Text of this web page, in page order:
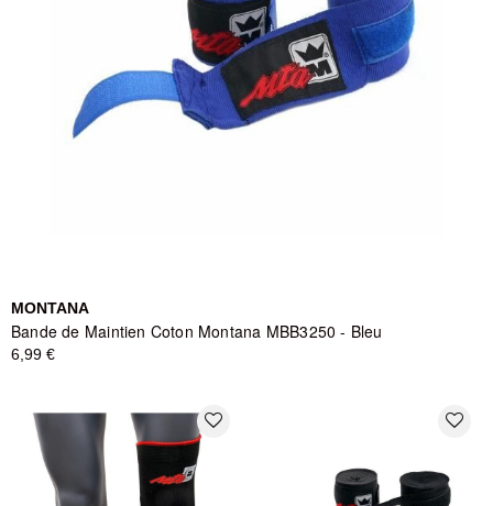
MONTANA
Bande de Maintien Coton Montana MBB3250 - Bleu
6,99 €
favorite_border favorite_border